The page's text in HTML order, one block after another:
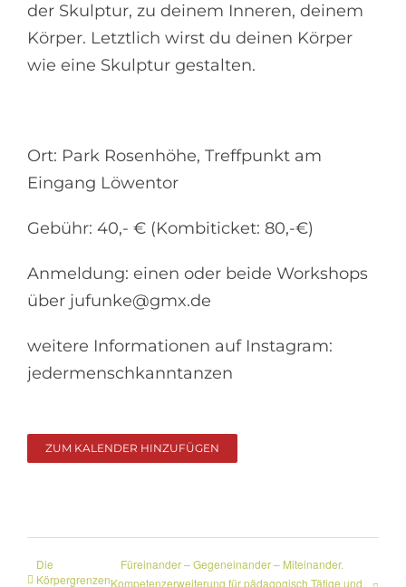
der Skulptur, zu deinem Inneren, deinem
Körper. Letztlich wirst du deinen Körper
wie eine Skulptur gestalten.
Ort: Park Rosenhöhe, Treffpunkt am
Eingang Löwentor
Gebühr: 40,- € (Kombiticket: 80,-€)
Anmeldung: einen oder beide Workshops
über jufunke@gmx.de
weitere Informationen auf Instagram:
jedermenschkanntanzen
ZUM KALENDER HINZUFÜGEN
Die
Körpergrenzen
Füreinander – Gegeneinander – Miteinander.
Kompetenzerweiterung für pädagogisch Tätige und